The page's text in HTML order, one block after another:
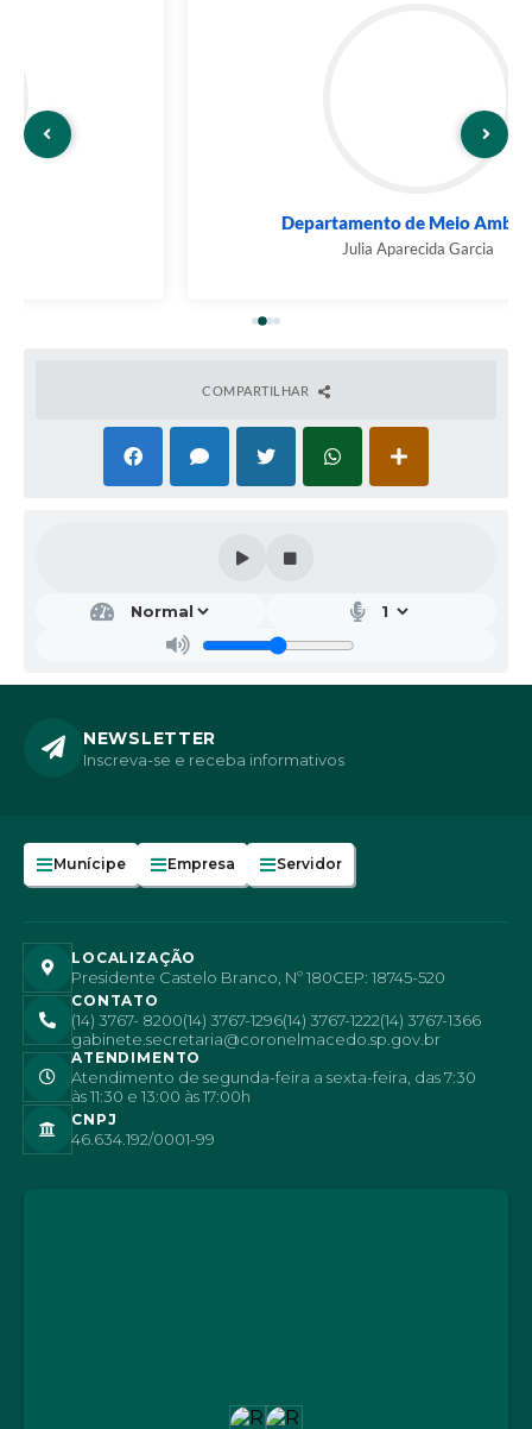
Departamento de Meio Ambiente
COMPARTILHAR
NEWSLETTER
Inscreva-se e receba informativos
Munícipe Empresa Servidor
LOCALIZAÇÃO
Presidente Castelo Branco, Nº 180CEP: 18745-520
CONTATO
(14) 3767- 8200(14) 3767-1296(14) 3767-1222(14) 3767-1366
gabinete.secretaria@coronelmacedo.sp.gov.br
ATENDIMENTO
Atendimento de segunda-feira a sexta-feira, das 7:30
às 11:30 e 13:00 às 17:00h
CNPJ
46.634.192/0001-99